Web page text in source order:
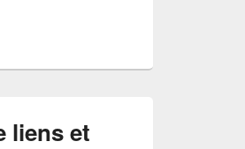
liens et